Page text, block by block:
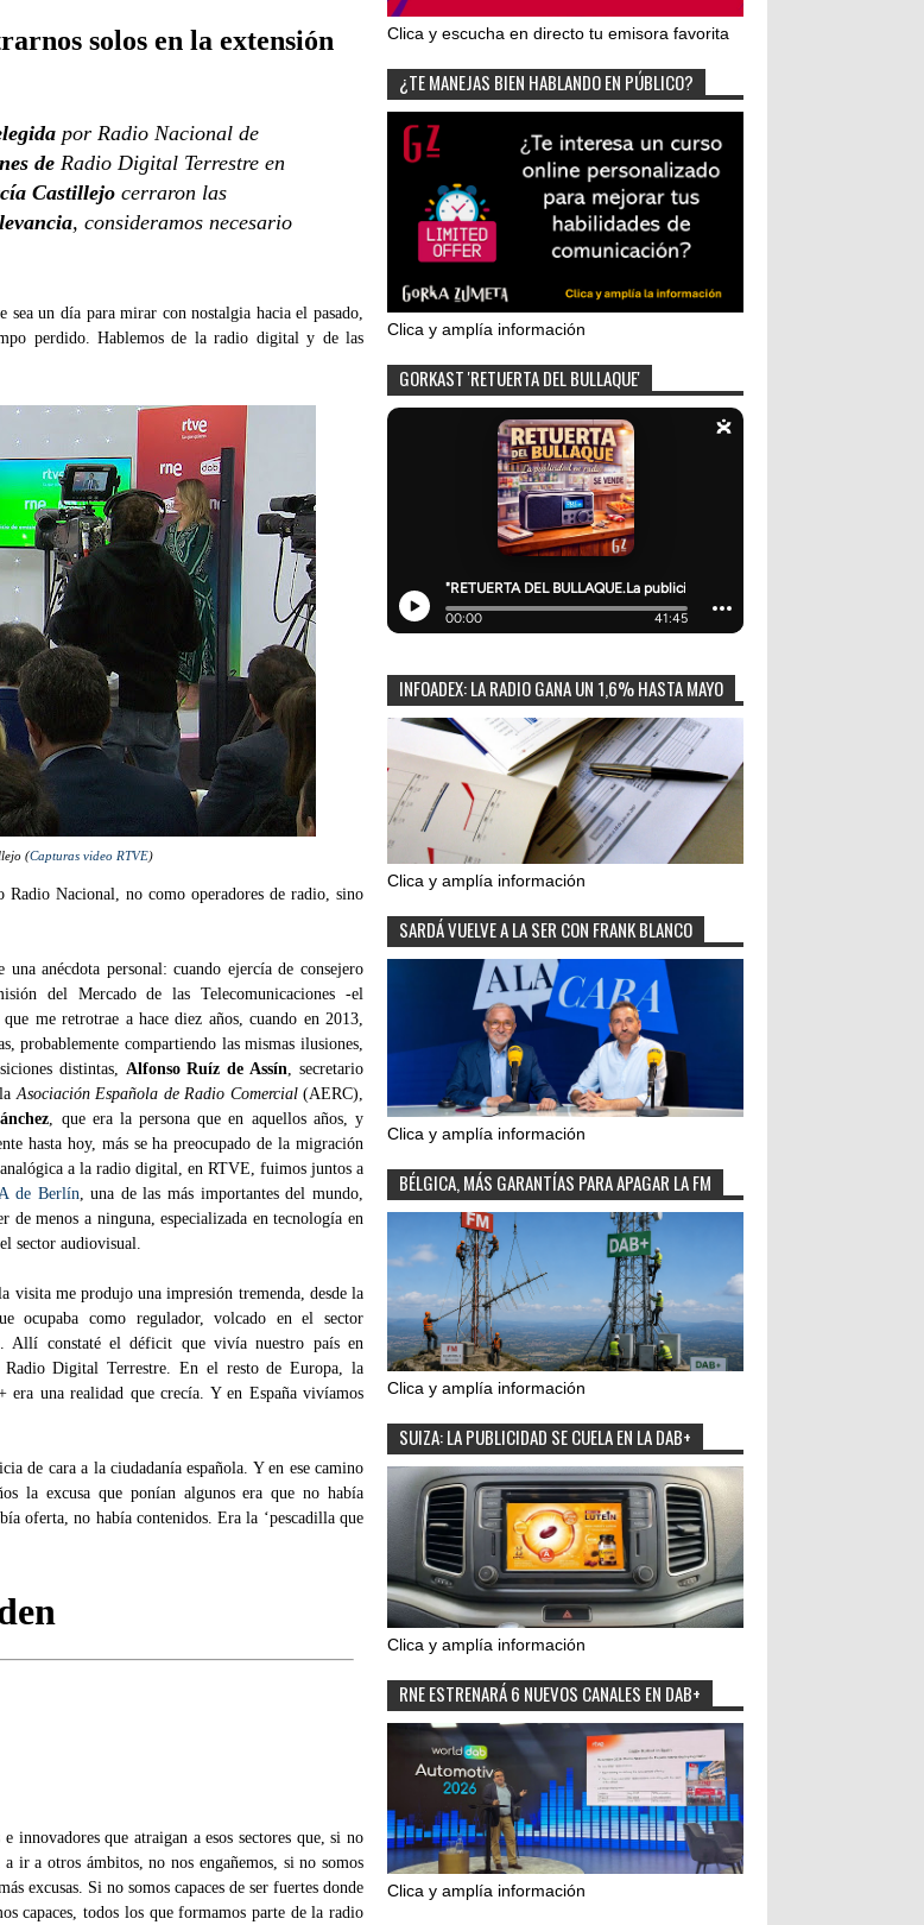
solos en la extensión
por Radio Nacional de
de Radio Digital Terrestre en
Castillejo cerraron las
, consideramos necesario
un día para mirar con nostalgia hacia el pasado,
perdido. Hablemos de la radio digital y de las
(Capturas video RTVE)
Nacional, no como operadores de radio, sino
una anécdota personal: cuando ejercía de consejero
del Mercado de las Telecomunicaciones -el
me retrotrae a hace diez años, cuando en 2013,
probablemente compartiendo las mismas ilusiones,
distintas, Alfonso Ruíz de Assín , secretario
Asociación Española de Radio Comercial (AERC),
, que era la persona que en aquellos años, y
hasta hoy, más se ha preocupado de la migración
a la radio digital, en RTVE, fuimos juntos a
de Berlín , una de las más importantes del mundo,
de menos a ninguna, especializada en tecnología en
sector audiovisual.
visita me produjo una impresión tremenda, desde la
ocupaba como regulador, volcado en el sector
Allí constaté el déficit que vivía nuestro país en
Radio Digital Terrestre. En el resto de Europa, la
era una realidad que crecía. Y en España vivíamos
de cara a la ciudadanía española. Y en ese camino
la excusa que ponían algunos era que no había
oferta, no había contenidos. Era la ‘pescadilla que
innovadores que atraigan a esos sectores que, si no
ir a otros ámbitos, no nos engañemos, si no somos
excusas. Si no somos capaces de ser fuertes donde
capaces, todos los que formamos parte de la radio
Clica y escucha en directo tu emisora favorita
¿TE MANEJAS BIEN HABLANDO EN PÚBLICO?
Clica y amplía información
GORKAST 'RETUERTA DEL BULLAQUE'
INFOADEX: LA RADIO GANA UN 1,6% HASTA MAYO
Clica y amplía información
SARDÁ VUELVE A LA SER CON FRANK BLANCO
Clica y amplía información
BÉLGICA, MÁS GARANTÍAS PARA APAGAR LA FM
Clica y amplía información
SUIZA: LA PUBLICIDAD SE CUELA EN LA DAB+
Clica y amplía información
RNE ESTRENARÁ 6 NUEVOS CANALES EN DAB+
Clica y amplía información